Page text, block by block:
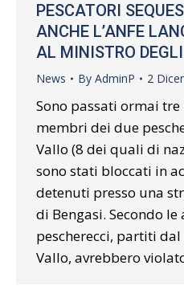
PESCATORI
ANCHE L’ANFE
AL MINISTRO
News By AdminP 2
Sono passati ormai
membri dei due
Vallo (8 dei quali di
sono stati bloccati in
detenuti presso una
di Bengasi. Secondo
pescherecci, partiti
Vallo, avrebbero